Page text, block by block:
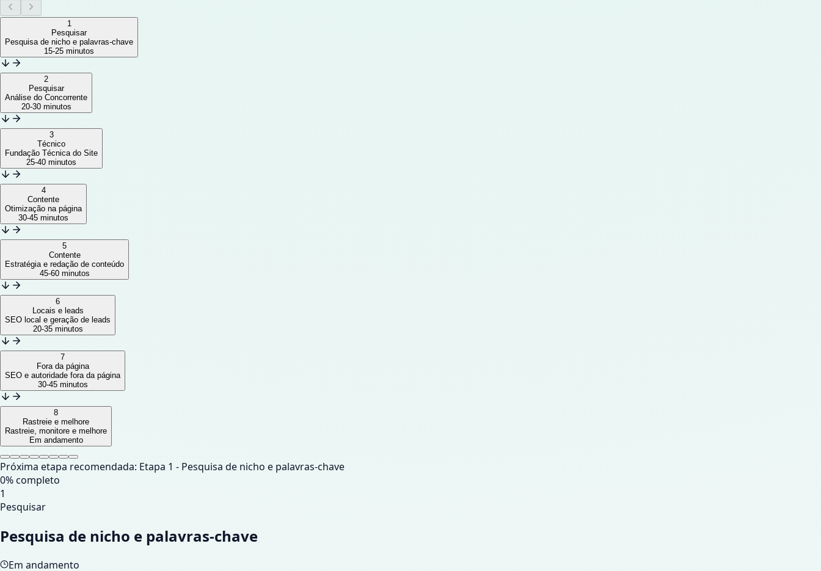
1
Pesquisar
Pesquisa de nicho e palavras-chave
15-25 minutos
2
Pesquisar
Análise do Concorrente
20-30 minutos
3
Técnico
Fundação Técnica do Site
25-40 minutos
4
Contente
Otimização na página
30-45 minutos
5
Contente
Estratégia e redação de conteúdo
45-60 minutos
6
Locais e leads
SEO local e geração de leads
20-35 minutos
7
Fora da página
SEO e autoridade fora da página
30-45 minutos
8
Rastreie e melhore
Rastreie, monitore e melhore
Em andamento
Próxima etapa recomendada: Etapa 1 - Pesquisa de nicho e palavras-chave
0% completo
1
Pesquisar
Pesquisa de nicho e palavras-chave
Em andamento